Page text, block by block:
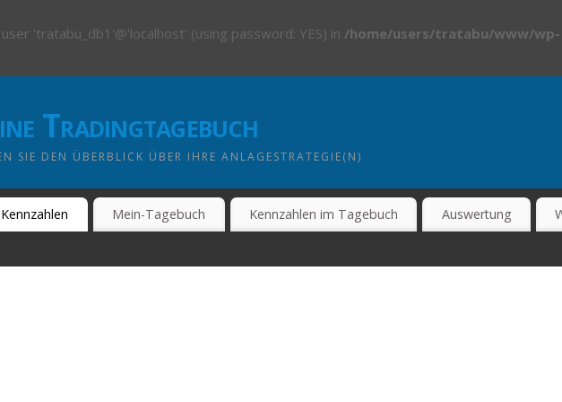
'tratabu_db1'@'localhost' (using password: YES) in /home/users/tratabu/www/wp-
Tradingtagebuch
SIE DEN ÜBERBLICK ÜBER IHRE ANLAGESTRATEGIE(N)
Kennzahlen Mein-Tagebuch Kennzahlen im Tagebuch Auswertung